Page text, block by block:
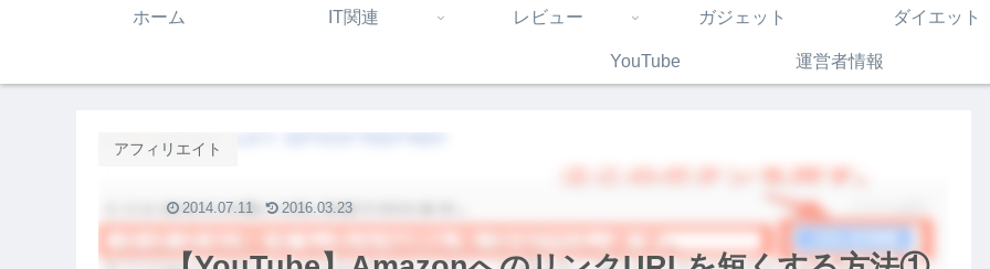
ホーム IT関連 レビュー ガジェット ダイエット
YouTube 運営者情報
アフィリエイト
2014.07.11 2016.03.23